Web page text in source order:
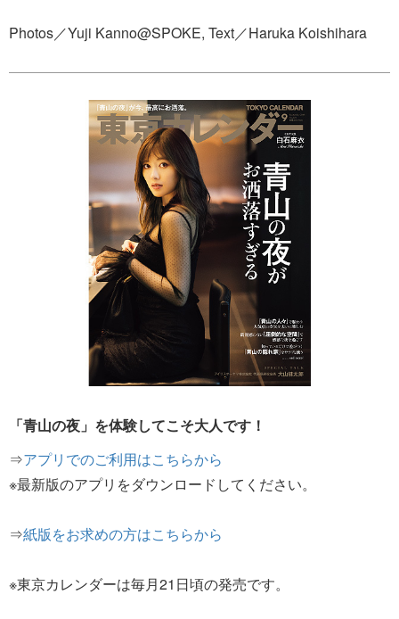
Photos／Yuji Kanno@SPOKE, Text／Haruka Koishihara
「青山の夜」を体験してこそ大人です！
⇒アプリでのご利用はこちらから
※最新版のアプリをダウンロードしてください。
⇒紙版をお求めの方はこちらから
※東京カレンダーは毎月21日頃の発売です。